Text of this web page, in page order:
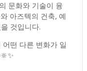
문화와 기술이 융
아즈텍의 건축, 예
것입니다.
떤 다른 변화가 일